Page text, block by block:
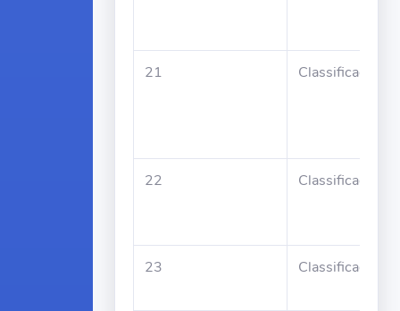
21 Classificado
22 Classificado
23 Classificado